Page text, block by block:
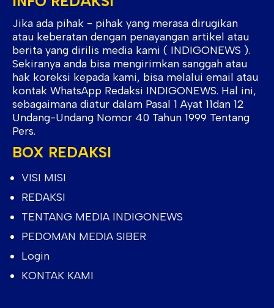
Jika ada pihak - pihak yang merasa dirugikan
atau keberatan dengan penayangan artikel atau
berita yang dirilis media kami ( INDIGONEWS ).
Sekiranya anda bisa mengirimkan sanggah atau
hak koreksi kepada kami, bisa melalui email atau
kontak WhatsApp Redaksi INDIGONEWS. Hal ini,
sebagaimana diatur dalam Pasal 1 Ayat 11dan 12
Undang-Undang Nomor 40 Tahun 1999 Tentang
Pers.
BOX REDAKSI
VISI MISI
REDAKSI
TENTANG MEDIA INDIGONEWS
PEDOMAN MEDIA SIBER
Login
KONTAK KAMI